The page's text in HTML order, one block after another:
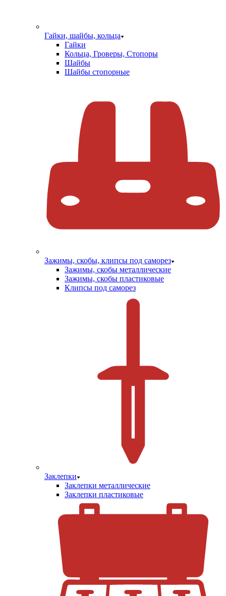
Гайки, шайбы, кольца
Гайки
Кольца, Гроверы, Стопоры
Шайбы
Шайбы стопорные
Зажимы, скобы, клипсы под саморез
Зажимы, скобы металлические
Зажимы, скобы пластиковые
Клипсы под саморез
Заклепки
Заклепки металлические
Заклепки пластиковые